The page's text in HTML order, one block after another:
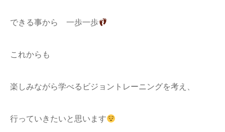
できる事から 一歩一歩
これからも
楽しみながら学べるビジョントレーニングを考え、
行っていきたいと思います